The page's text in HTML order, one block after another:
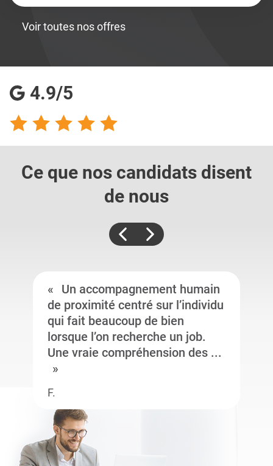
Voir toutes nos offres
4.9/5
Ce que nos candidats disent
de nous
Un accompagnement humain
de proximité centré sur l’individu
qui fait beaucoup de bien
lorsque l’on recherche un job.
Une vraie compréhension des ...
F.